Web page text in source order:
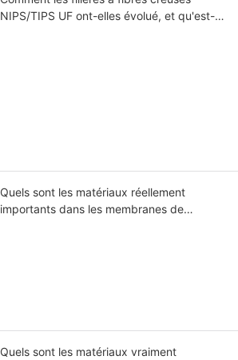
NIPS/TIPS UF ont-elles évolué, et qu'est-
Quels sont les matériaux réellement
importants dans les membranes de
Quels sont les matériaux vraiment